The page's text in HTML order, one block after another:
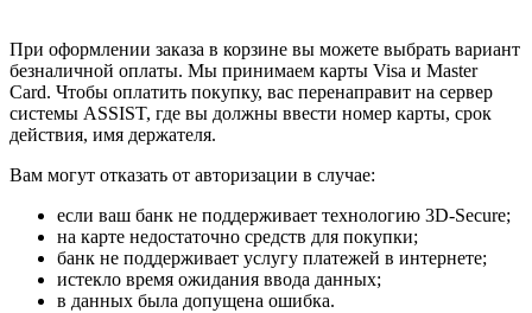
При оформлении заказа в корзине вы можете выбрать вариант
безналичной оплаты. Мы принимаем карты Visa и Master
Card. Чтобы оплатить покупку, вас перенаправит на сервер
системы ASSIST, где вы должны ввести номер карты, срок
действия, имя держателя.
Вам могут отказать от авторизации в случае:
если ваш банк не поддерживает технологию 3D-Secure;
на карте недостаточно средств для покупки;
банк не поддерживает услугу платежей в интернете;
истекло время ожидания ввода данных;
в данных была допущена ошибка.